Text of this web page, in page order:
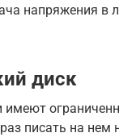
напряжения в
диск
имеют
писать на